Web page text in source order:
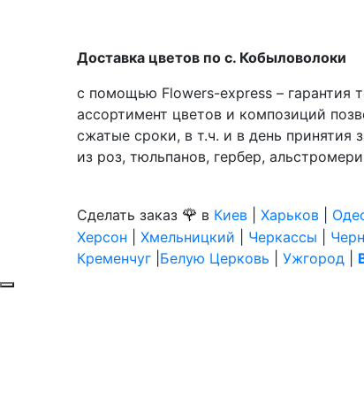
Доставка цветов по с. Кобыловолоки
с помощью Flowers-express – гарантия
ассортимент цветов и композиций
сжатые сроки, в т.ч. и в день принятия
из роз, тюльпанов, гербер,
Сделать заказ 🌹 в Киев Харьков
Херсон
Хмельницкий Черкассы
Кременчуг Белую Церковь Ужгород